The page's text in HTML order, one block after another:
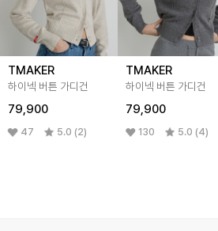
TMAKER
하이넥 버튼 가디건
79,900
47 5.0 (2)
TMAKER
하이넥 버튼 가디건
79,900
130 5.0 (4)